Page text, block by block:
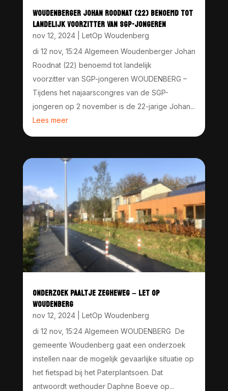
WOUDENBERGER JOHAN ROODNAT (22) BENOEMD TOT
LANDELIJK VOORZITTER VAN SGP-JONGEREN
nov 12, 2024| LetOp Woudenberg
di 12 nov, 15:24 Algemeen Woudenberger Johan
Roodnat (22) benoemd tot landelijk
voorzitter van SGP-jongeren WOUDENBERG –
Tijdens het najaarscongres van de SGP-
jongeren op 2 november is de 22-jarige Johan...
Lees meer
ONDERZOEK PAALTJE ZEGHEWEG – LET OP
WOUDENBERG
nov 12, 2024| LetOp Woudenberg
di 12 nov, 15:24 Algemeen WOUDENBERG De
gemeente Woudenberg gaat een onderzoek
instellen naar de mogelijk gevaarlijke situatie op
het fietspad bij het Paterplantsoen. Dat
antwoordt wethouder Daphne Boeve op...